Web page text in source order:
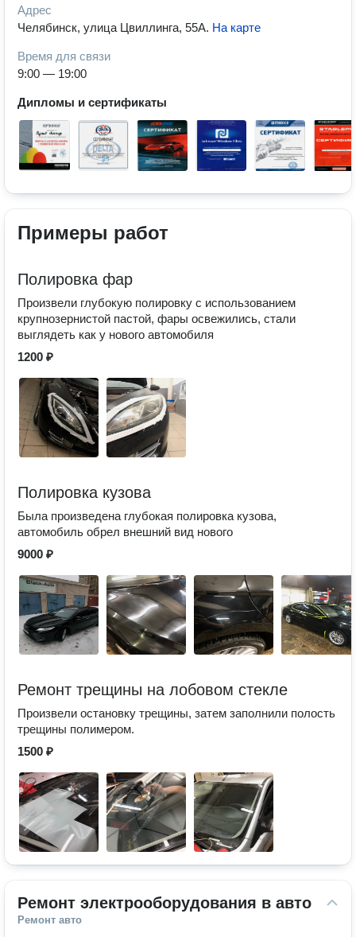
Адрес
Челябинск, улица Цвиллинга, 55А. На карте
Время для связи
9:00 — 19:00
Дипломы и сертификаты
Примеры работ
Полировка фар
Произвели глубокую полировку с использованием
крупнозернистой пастой, фары освежились, стали
выглядеть как у нового автомобиля
1200 ₽
Полировка кузова
Была произведена глубокая полировка кузова,
автомобиль обрел внешний вид нового
9000 ₽
Ремонт трещины на лобовом стекле
Произвели остановку трещины, затем заполнили полость
трещины полимером.
1500 ₽
Ремонт электрооборудования в авто
Ремонт авто